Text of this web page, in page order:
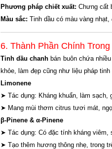
Phương pháp chiết xuất: Chưng cất
Màu sắc: Tinh dầu có màu vàng
6. Thành Phần Chính
Tinh dầu chanh bán buôn chứa
khỏe, làm đẹp cũng như liệu pháp
Limonene
➤ Tác dụng: Kháng khuẩn, làm sạch,
➤ Mang mùi thơm citrus tươi mát,
β-Pinene & α-Pinene
➤ Tác dụng: Có đặc tính kháng viêm,
➤ Tạo thêm hương thông nhẹ, trong